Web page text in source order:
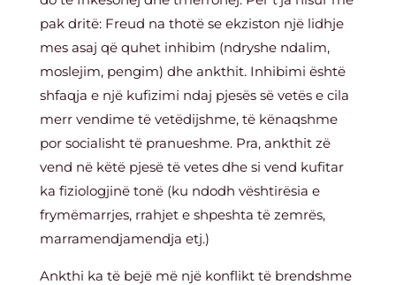
pak dritë: Freud na thotë se ekziston një lidhje
mes asaj që quhet inhibim (ndryshe ndalim,
moslejim, pengim) dhe ankthit. Inhibimi është
shfaqja e një kufizimi ndaj pjesës së vetës e cila
merr vendime të vetëdijshme, të kënaqshme
por socialisht të pranueshme. Pra, ankthit zë
vend në këtë pjesë të vetes dhe si vend kufitar
ka fiziologjinë tonë (ku ndodh vështirësia e
frymëmarrjes, rrahjet e shpeshta të zemrës,
marramendjamendja etj.)
Ankthi ka të bejë më një konflikt të brendshme